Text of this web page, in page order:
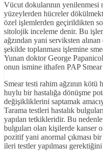
Vücut dokularının yenilenmesi
yüzeylerden hücreler
özel işlemlerden geçirildikten
sitolojik inceleme denir. Bu
ağzından yani serviksten
şekilde toplanması işlemine
Yunan doktor George
onun ismine ithafen PAP Smear
Smear testi rahim ağzının kötü
huylu bir hastalığa dönüşme
değişikliklerini saptamak
Tarama testleri hastalık
yapılan tetkikleridir. Bu
bulguları olan kişilerde kanser
pozitif yani anormal çıkması
ileri testler yapılması